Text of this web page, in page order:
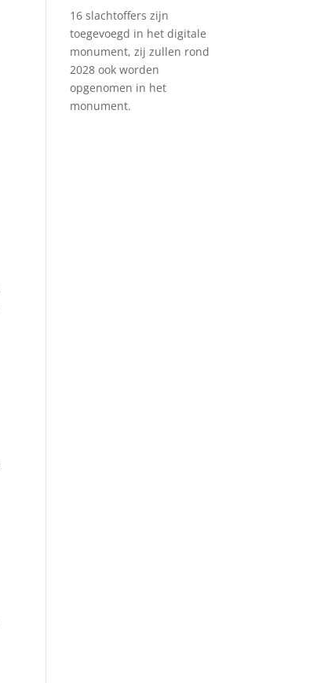
16 slachtoffers zijn
toegevoegd in het digitale
monument, zij zullen rond
2028 ook worden
opgenomen in het
monument.